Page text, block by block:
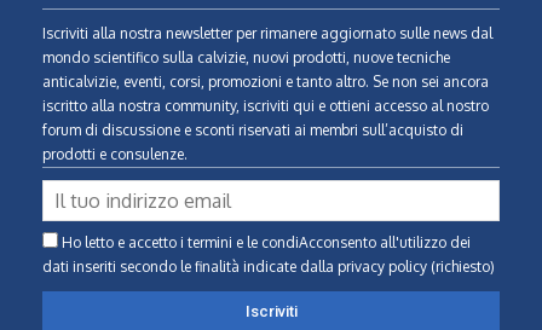
Iscriviti alla nostra newsletter per rimanere aggiornato sulle news dal
mondo scientifico sulla calvizie, nuovi prodotti, nuove tecniche
anticalvizie, eventi, corsi, promozioni e tanto altro. Se non sei ancora
iscritto alla nostra community, iscriviti qui e ottieni accesso al nostro
forum di discussione e sconti riservati ai membri sull’acquisto di
prodotti e consulenze.
Ho letto e accetto i termini e le condiAcconsento all'utilizzo dei
dati inseriti secondo le finalità indicate dalla privacy policy (richiesto)